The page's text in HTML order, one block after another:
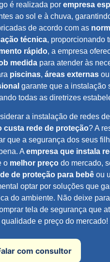
é realizada por empresa
ao sol e à chuva,
de acordo com as
técnica, proporcionando
rápido, a empresa
medida para atender às
piscinas, áreas externas ou
garante que a instalação
todas as diretrizes
a instalação de redes
custa rede de proteção? A
que a segurança dos seus
A empresa que instala
o melhor preço do mercado,
de proteção para bebê ou
optar por soluções que
do ambiente. Não deixe
tela de segurança que
qualidade e preço do mercado!
com consultor